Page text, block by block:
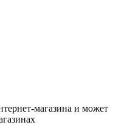
магазина и может